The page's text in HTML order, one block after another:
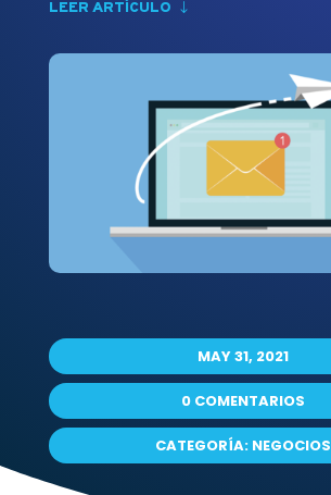
LEER ARTÍCULO
MAY 31, 2021
0 COMENTARIOS
CATEGORÍA: NEGOCIOS